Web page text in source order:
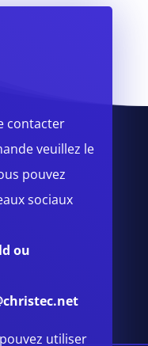
contacter
veuillez le
pouvez
sociaux
ou
utiliser